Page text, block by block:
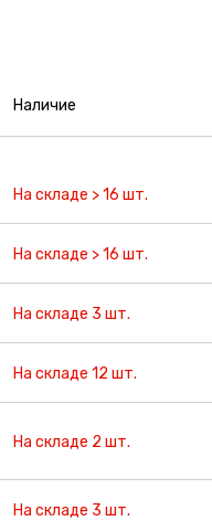
Наличие
На складе > 16 шт.
На складе > 16 шт.
На складе 3 шт.
На складе 12 шт.
На складе 2 шт.
На складе 3 шт.